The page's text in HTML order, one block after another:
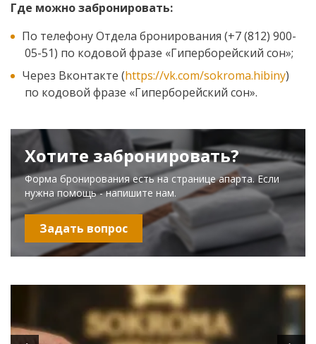
Где можно забронировать:
По телефону Отдела бронирования (+7 (812) 900-
05-51) по кодовой фразе «Гиперборейский сон»;
Через Вконтакте (https://vk.com/sokroma.hibiny)
по кодовой фразе «Гиперборейский сон».
Хотите забронировать?
Форма бронирования есть на странице апарта. Если
нужна помощь - напишите нам.
Задать вопрос